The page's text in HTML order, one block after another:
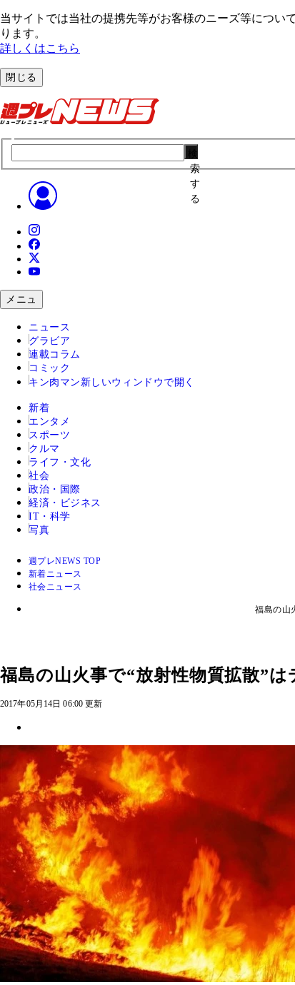
当サイトでは当社の提携先等がお客様のニーズ等につい
ります。
詳しくはこちら
閉じる
索
す
る
メニュ
ニュース
グラビア
連載コラム
コミック
キン肉マン 新しいウィンドウで開く
新着
エンタメ
スポーツ
クルマ
ライフ・文化
社会
政治・国際
経済・ビジネス
IT・科学
写真
週プレNEWS TOP
新着ニュース
社会ニュース
福島の山
福島の山火事で“放射性物質拡散”
2017年05月14日 06:00 更新